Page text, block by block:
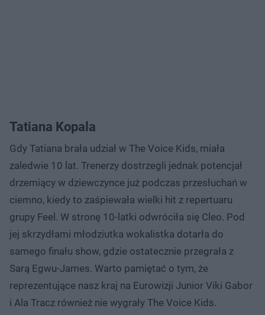
Tatiana Kopala
Gdy Tatiana brała udział w The Voice Kids, miała
zaledwie 10 lat. Trenerzy dostrzegli jednak potencjał
drzemiący w dziewczynce już podczas przesłuchań w
ciemno, kiedy to zaśpiewała wielki hit z repertuaru
grupy Feel. W stronę 10-latki odwróciła się Cleo. Pod
jej skrzydłami młodziutka wokalistka dotarła do
samego finału show, gdzie ostatecznie przegrała z
Sarą Egwu-James. Warto pamiętać o tym, że
reprezentujące nasz kraj na Eurowizji Junior Viki Gabor
i Ala Tracz również nie wygrały The Voice Kids.